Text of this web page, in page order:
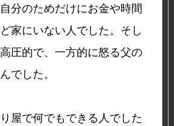
分のためだけにお金や時間
家にいない人でした。そし
圧的で、一方的に怒る父の
でした。
屋で何でもできる人でした